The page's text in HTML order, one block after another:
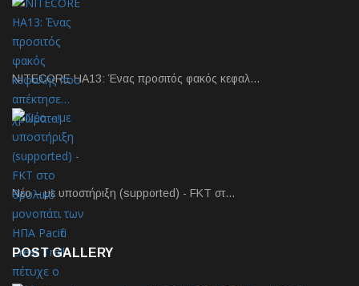
NITECORE HA13: Ένας προσιτός φακός κεφαλ…
Νέο – με υποστήριξη (supported) - FKT στ…
POST GALLERY